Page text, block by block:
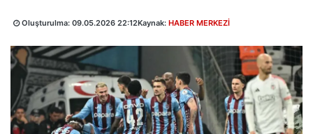
Oluşturulma: 09.05.2026 22:12Kaynak: HABER MERKEZİ